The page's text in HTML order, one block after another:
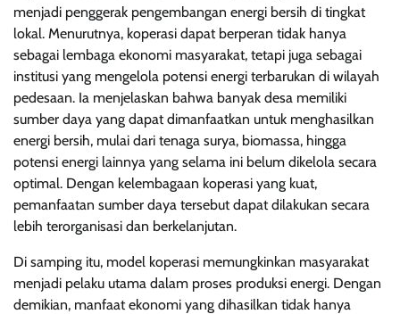
menjadi penggerak pengembangan energi bersih di tingkat
lokal. Menurutnya, koperasi dapat berperan tidak hanya
sebagai lembaga ekonomi masyarakat, tetapi juga sebagai
institusi yang mengelola potensi energi terbarukan di wilayah
pedesaan. Ia menjelaskan bahwa banyak desa memiliki
sumber daya yang dapat dimanfaatkan untuk menghasilkan
energi bersih, mulai dari tenaga surya, biomassa, hingga
potensi energi lainnya yang selama ini belum dikelola secara
optimal. Dengan kelembagaan koperasi yang kuat,
pemanfaatan sumber daya tersebut dapat dilakukan secara
lebih terorganisasi dan berkelanjutan.
Di samping itu, model koperasi memungkinkan masyarakat
menjadi pelaku utama dalam proses produksi energi. Dengan
demikian, manfaat ekonomi yang dihasilkan tidak hanya